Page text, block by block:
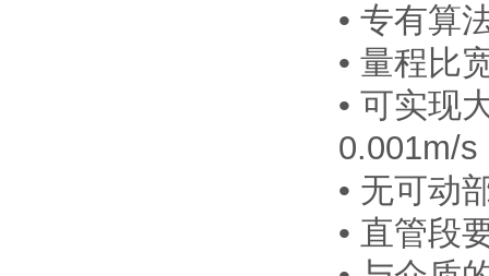
• 专有算
• 量程比
• 可实现
0.001m/s
• 无可动
• 直管段